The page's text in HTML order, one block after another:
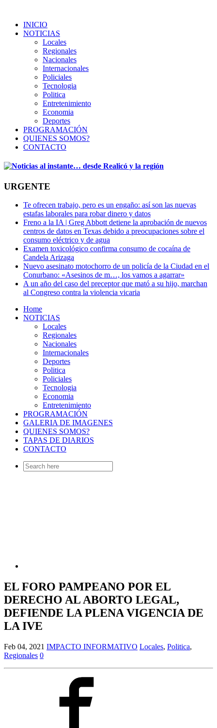
INICIO
NOTICIAS
Locales
Regionales
Nacionales
Internacionales
Policiales
Tecnologia
Politica
Entretenimiento
Economia
Deportes
PROGRAMACIÓN
QUIENES SOMOS?
CONTACTO
URGENTE
Te ofrecen trabajo, pero es un engaño: así son las nuevas
estafas laborales para robar dinero y datos
Freno a la IA | Greg Abbott detiene la aprobación de nuevos
centros de datos en Texas debido a preocupaciones sobre el
consumo eléctrico y de agua
Examen toxicológico confirma consumo de cocaína de
Candela Arizaga
Nuevo asesinato motochorro de un policía de la Ciudad en el
Conurbano: «Asesinos de m…, los vamos a agarrar»
A un año del caso del preceptor que mató a su hijo, marchan
al Congreso contra la violencia vicaria
Home
NOTICIAS
Locales
Regionales
Nacionales
Internacionales
Deportes
Politica
Policiales
Tecnologia
Economia
Entretenimiento
PROGRAMACIÓN
GALERIA DE IMAGENES
QUIENES SOMOS?
TAPAS DE DIARIOS
CONTACTO
Search
for:
EL FORO PAMPEANO POR EL
DERECHO AL ABORTO LEGAL,
DEFIENDE LA PLENA VIGENCIA DE
LA IVE
Feb 04, 2021 IMPACTO INFORMATIVO Locales, Politica,
Regionales 0